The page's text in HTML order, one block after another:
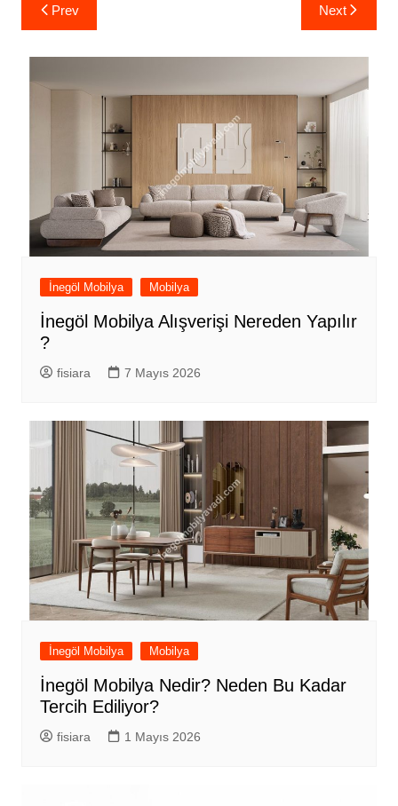
gezinmesi
Prev Next
İnegöl Mobilya Mobilya
İnegöl Mobilya Alışverişi Nereden Yapılır
?
fisiara 7 Mayıs 2026
İnegöl Mobilya Mobilya
İnegöl Mobilya Nedir? Neden Bu Kadar
Tercih Ediliyor?
fisiara 1 Mayıs 2026